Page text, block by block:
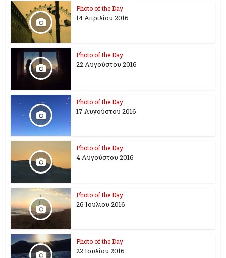
Photo of the Day
14 Απριλίου 2016
Photo of the Day
22 Αυγούστου 2016
Photo of the Day
17 Aυγούστου 2016
Photo of the Day
4 Αυγούστου 2016
Photo of the Day
26 Ioυλίου 2016
Photo of the Day
22 Ιουλίου 2016